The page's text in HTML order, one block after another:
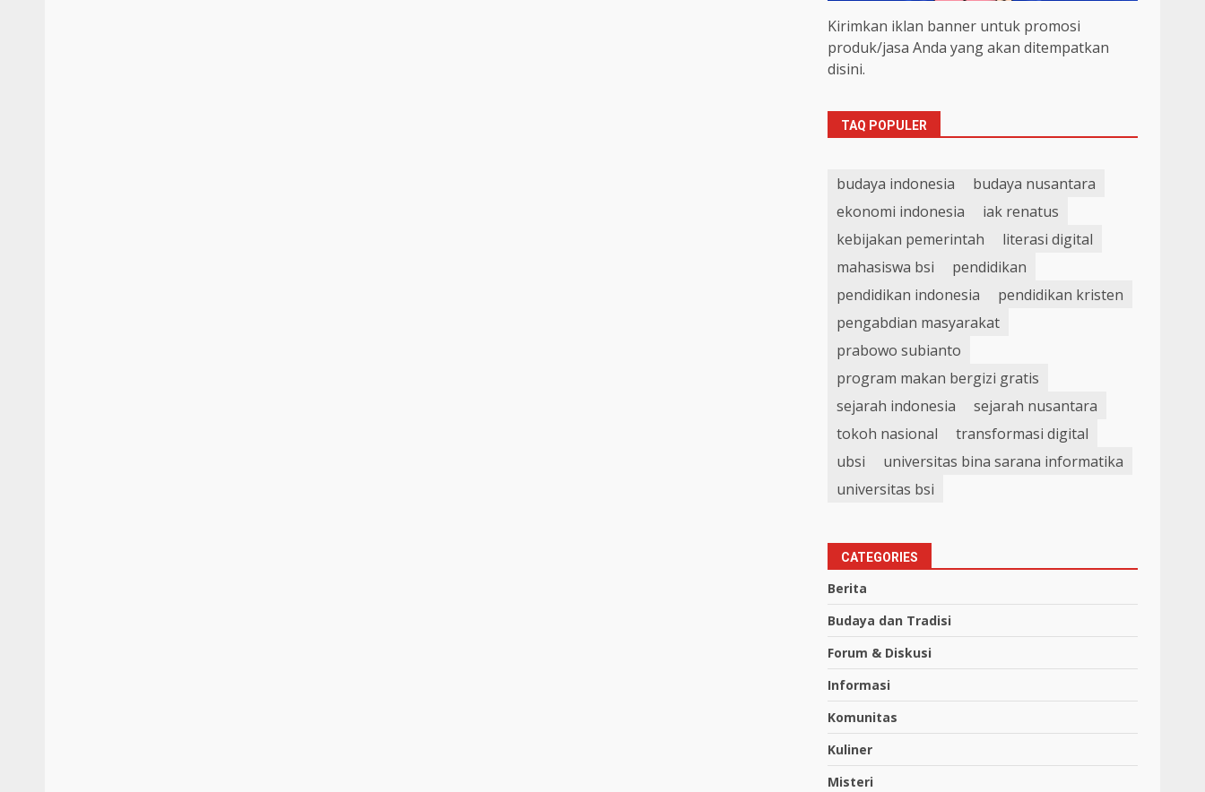
Kirimkan iklan banner untuk promosi
produk/jasa Anda yang akan ditempatkan
disini.
TAQ POPULER
budaya indonesia
budaya nusantara
ekonomi indonesia
iak renatus
kebijakan pemerintah
literasi digital
mahasiswa bsi
pendidikan
pendidikan indonesia
pendidikan kristen
pengabdian masyarakat
prabowo subianto
program makan bergizi gratis
sejarah indonesia
sejarah nusantara
tokoh nasional
transformasi digital
ubsi
universitas bina sarana informatika
universitas bsi
CATEGORIES
Berita
Budaya dan Tradisi
Forum & Diskusi
Informasi
Komunitas
Kuliner
Misteri